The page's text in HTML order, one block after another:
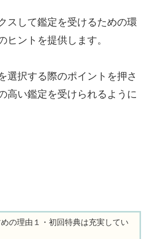
スして鑑定を受けるための環
ヒントを提供します。
選択する際のポイントを押さ
高い鑑定を受けられるように
の理由１・初回特典は充実してい